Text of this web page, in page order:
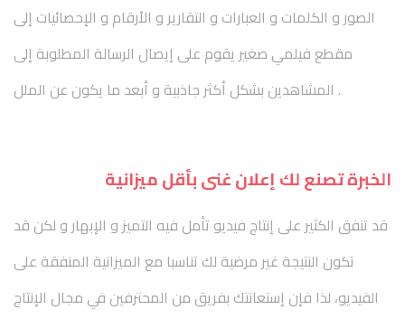
الصور و الكلمات و العبارات و التقارير و الأرقام و الإحصائيات إلى
مقطع فيلمي صغير يقوم على إيصال الرسالة المطلوبة إلى
المشاهدين بشكل أكثر جاذبية و أبعد ما يكون عن الملل .
الخبرة تصنع لك إعلان غنى بأقل ميزانية
قد تنفق الكثير على إنتاج فيديو تأمل فيه التميز و الإبهار و لكن قد
تكون النتيجة غير مرضية لك تناسبا مع الميزانية المنفقة على
الفيديو، لذا فإن إستعانتك بفريق من المحترفين في مجال الإنتاج